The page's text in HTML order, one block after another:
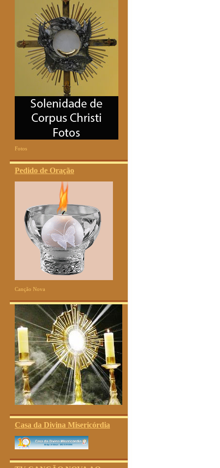
Fotos
Pedido de Oração
Canção Nova
Casa da Divina Misericórdia